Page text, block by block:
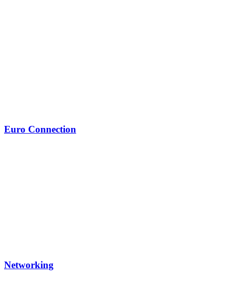
Euro Connection
Networking